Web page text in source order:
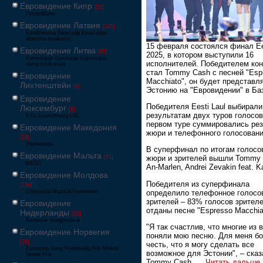
Евровидение Кипр [52]
Γιουροβίζιον
Евровидение Латвия [125]
Eirodziesma Eirovīzija Eirovīzijas
dziesmu konkurss
Евровидение Литва [65]
Eurovizijoje Eurovizija Eurovizijos
dainų konkursas
Евровидение
Лихтенштейн [6]
Евровидение
Люксембург [6]
RTL Luxembourg LSC
Евровидение Македония
[24]
Евровизија
Евровидение Мальта [51]
MESC
Евровидение Молдова
[134]
Concursul Muzical Eurovision
Евровидение
Нидерланды [26]
Eurovisie Songfestival
Евровидение Норвегия
[39]
Eurosong Sang Ryddesalg Nrk Melodi
Grand Prix
15 февраля состоялся финал
2025, в котором выступили 16
исполнителей. Победителем
стал Tommy Cash с песней
Macchiato", он будет
Эстонию на "Евровидении" в
Победителя Eesti Laul
результатам двух туров
первом туре суммировались
жюри и телефонного
В суперфинал по итогам
жюри и зрителей вышли Tommy
An-Marlen, Andrei Zevakin feat.
Победителя из суперфинала
определило телефонное
зрителей – 83% голосов
отданы песне "Espresso
"Я так счастлив, что многие из
поняли мою песню. Для меня
честь, что я могу сделать все
возможное для Эстонии", –